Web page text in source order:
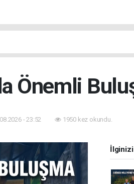
Önemli
- 23:52 1950 kez okundu.